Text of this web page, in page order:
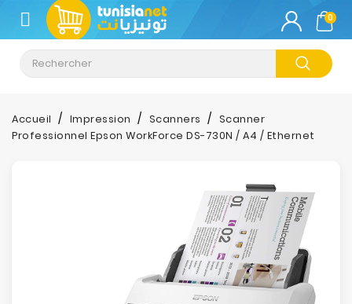
CATÉGORIE
Climatisation
Informatique
0
Accueil Impression Scanners
Scanner
Professionnel Epson WorkForce DS-730N / A4 / Ethernet